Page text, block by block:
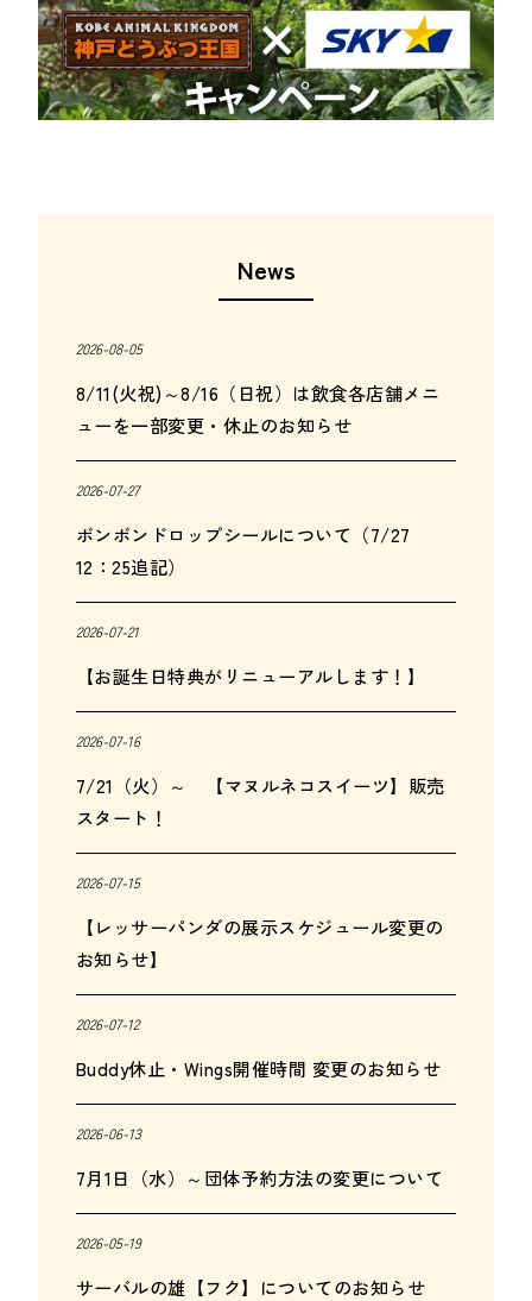
News
2026-08-05
8/11(火祝)～8/16（日祝）は飲食各店舗メニ
ューを一部変更・休止のお知らせ
2026-07-27
ボンボンドロップシールについて（7/27
12：25追記）
2026-07-21
【お誕生日特典がリニューアルします！】
2026-07-16
7/21（火）～ 【マヌルネコスイーツ】販売
スタート！
2026-07-15
【レッサーパンダの展示スケジュール変更の
お知らせ】
2026-07-12
Buddy休止・Wings開催時間 変更のお知らせ
2026-06-13
7月1日（水）～団体予約方法の変更について
2026-05-19
サーバルの雄【フク】についてのお知らせ